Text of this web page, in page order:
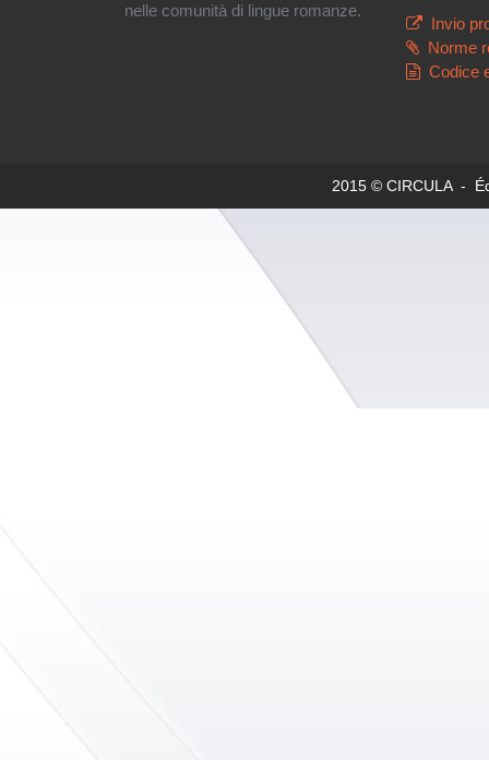
nelle comunità di lingue romanze.
Invio
Norme
Codice
2015 © CIRCULA -